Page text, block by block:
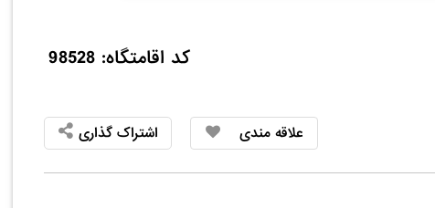
کد اقامتگاه: 98528
علاقه مندی اشتراک گذاری